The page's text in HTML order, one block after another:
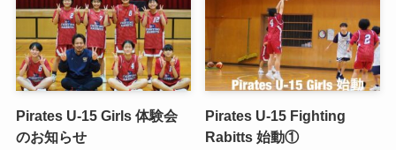
Pirates U-15 Girls 体験会
のお知らせ
Pirates U-15 Fighting
Rabitts 始動①